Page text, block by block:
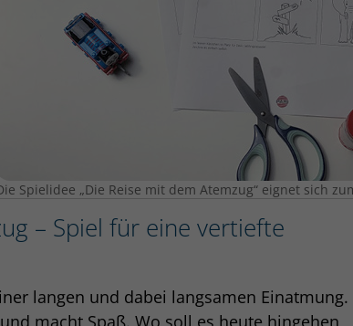
Spielidee „Die Reise mit dem Atemzug“ eignet sich
– Spiel für eine vertiefte
langen und dabei langsamen Einatmung.
macht Spaß. Wo soll es heute hingehen